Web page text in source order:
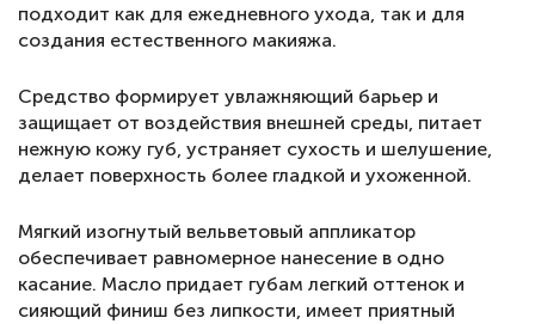
подходит как для ежедневного ухода, так и для
создания естественного макияжа.
Средство формирует увлажняющий барьер и
защищает от воздействия внешней среды, питает
нежную кожу губ, устраняет сухость и шелушение,
делает поверхность более гладкой и ухоженной.
Мягкий изогнутый вельветовый аппликатор
обеспечивает равномерное нанесение в одно
касание. Масло придает губам легкий оттенок и
сияющий финиш без липкости, имеет приятный